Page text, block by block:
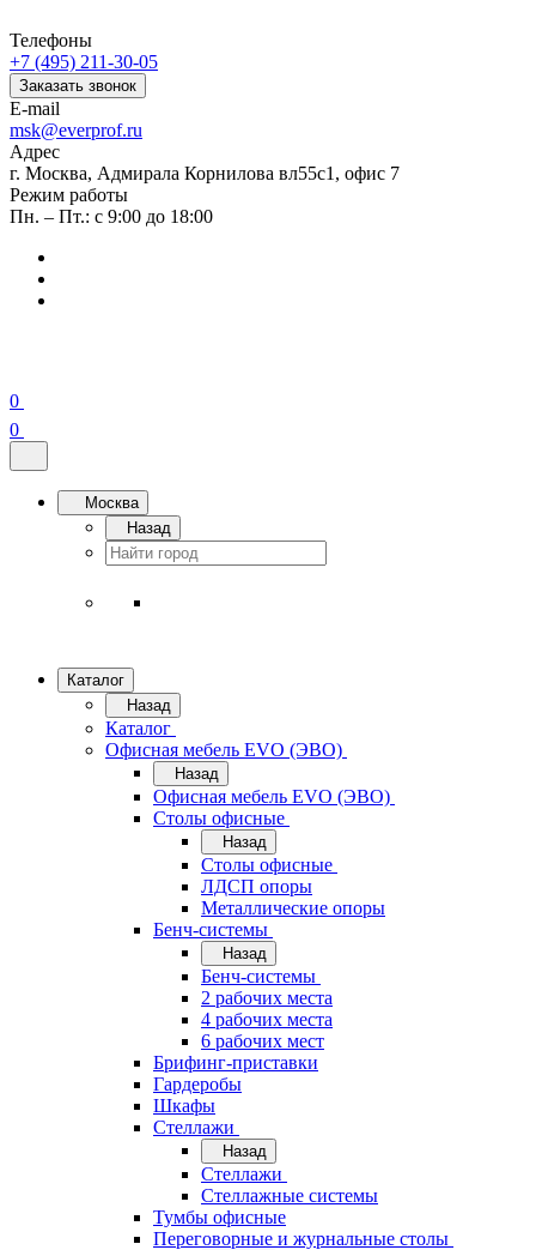
Телефоны
+7 (495) 211-30-05
Заказать звонок
E-mail
msk@everprof.ru
Адрес
г. Москва, Адмирала Корнилова вл55с1, офис 7
Режим работы
Пн. – Пт.: с 9:00 до 18:00
0
0
Москва
Назад
Каталог
Назад
Каталог
Офисная мебель EVO (ЭВО)
Назад
Офисная мебель EVO (ЭВО)
Cтолы офисные
Назад
Cтолы офисные
ЛДСП опоры
Металлические опоры
Бенч-системы
Назад
Бенч-системы
2 рабочих места
4 рабочих места
6 рабочих мест
Брифинг-приставки
Гардеробы
Шкафы
Стеллажи
Назад
Стеллажи
Стеллажные системы
Тумбы офисные
Переговорные и журнальные столы